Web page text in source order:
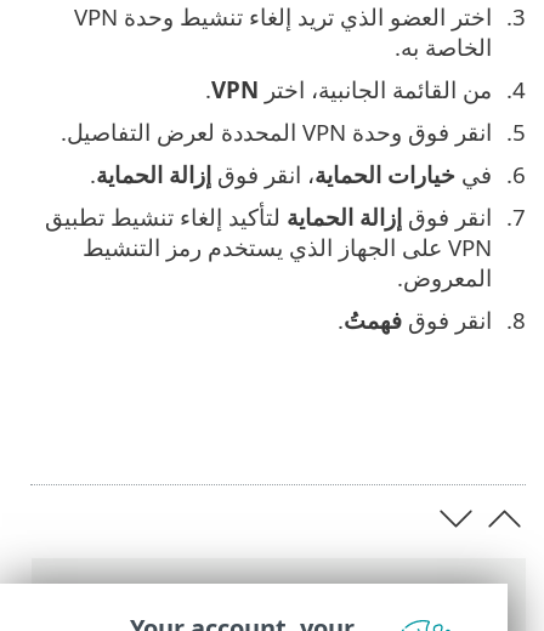
اختر العضو الذي تريد إلغاء تنشيط وحدة VPN
الخاصة به.
من القائمة الجانبية، اختر VPN
.
انقر فوق وحدة VPN المحددة لعرض التفاصيل.
في خيارات الحماية، انقر فوق إزالة الحماية.
انقر فوق إزالة الحماية لتأكيد إلغاء تنشيط تطبيق
VPN على الجهاز الذي يستخدم رمز التنشيط
المعروض.
انقر فوق فهمتُ.